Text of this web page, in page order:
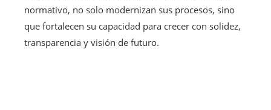
normativo, no solo modernizan sus procesos, sino
que fortalecen su capacidad para crecer con solidez,
transparencia y visión de futuro.